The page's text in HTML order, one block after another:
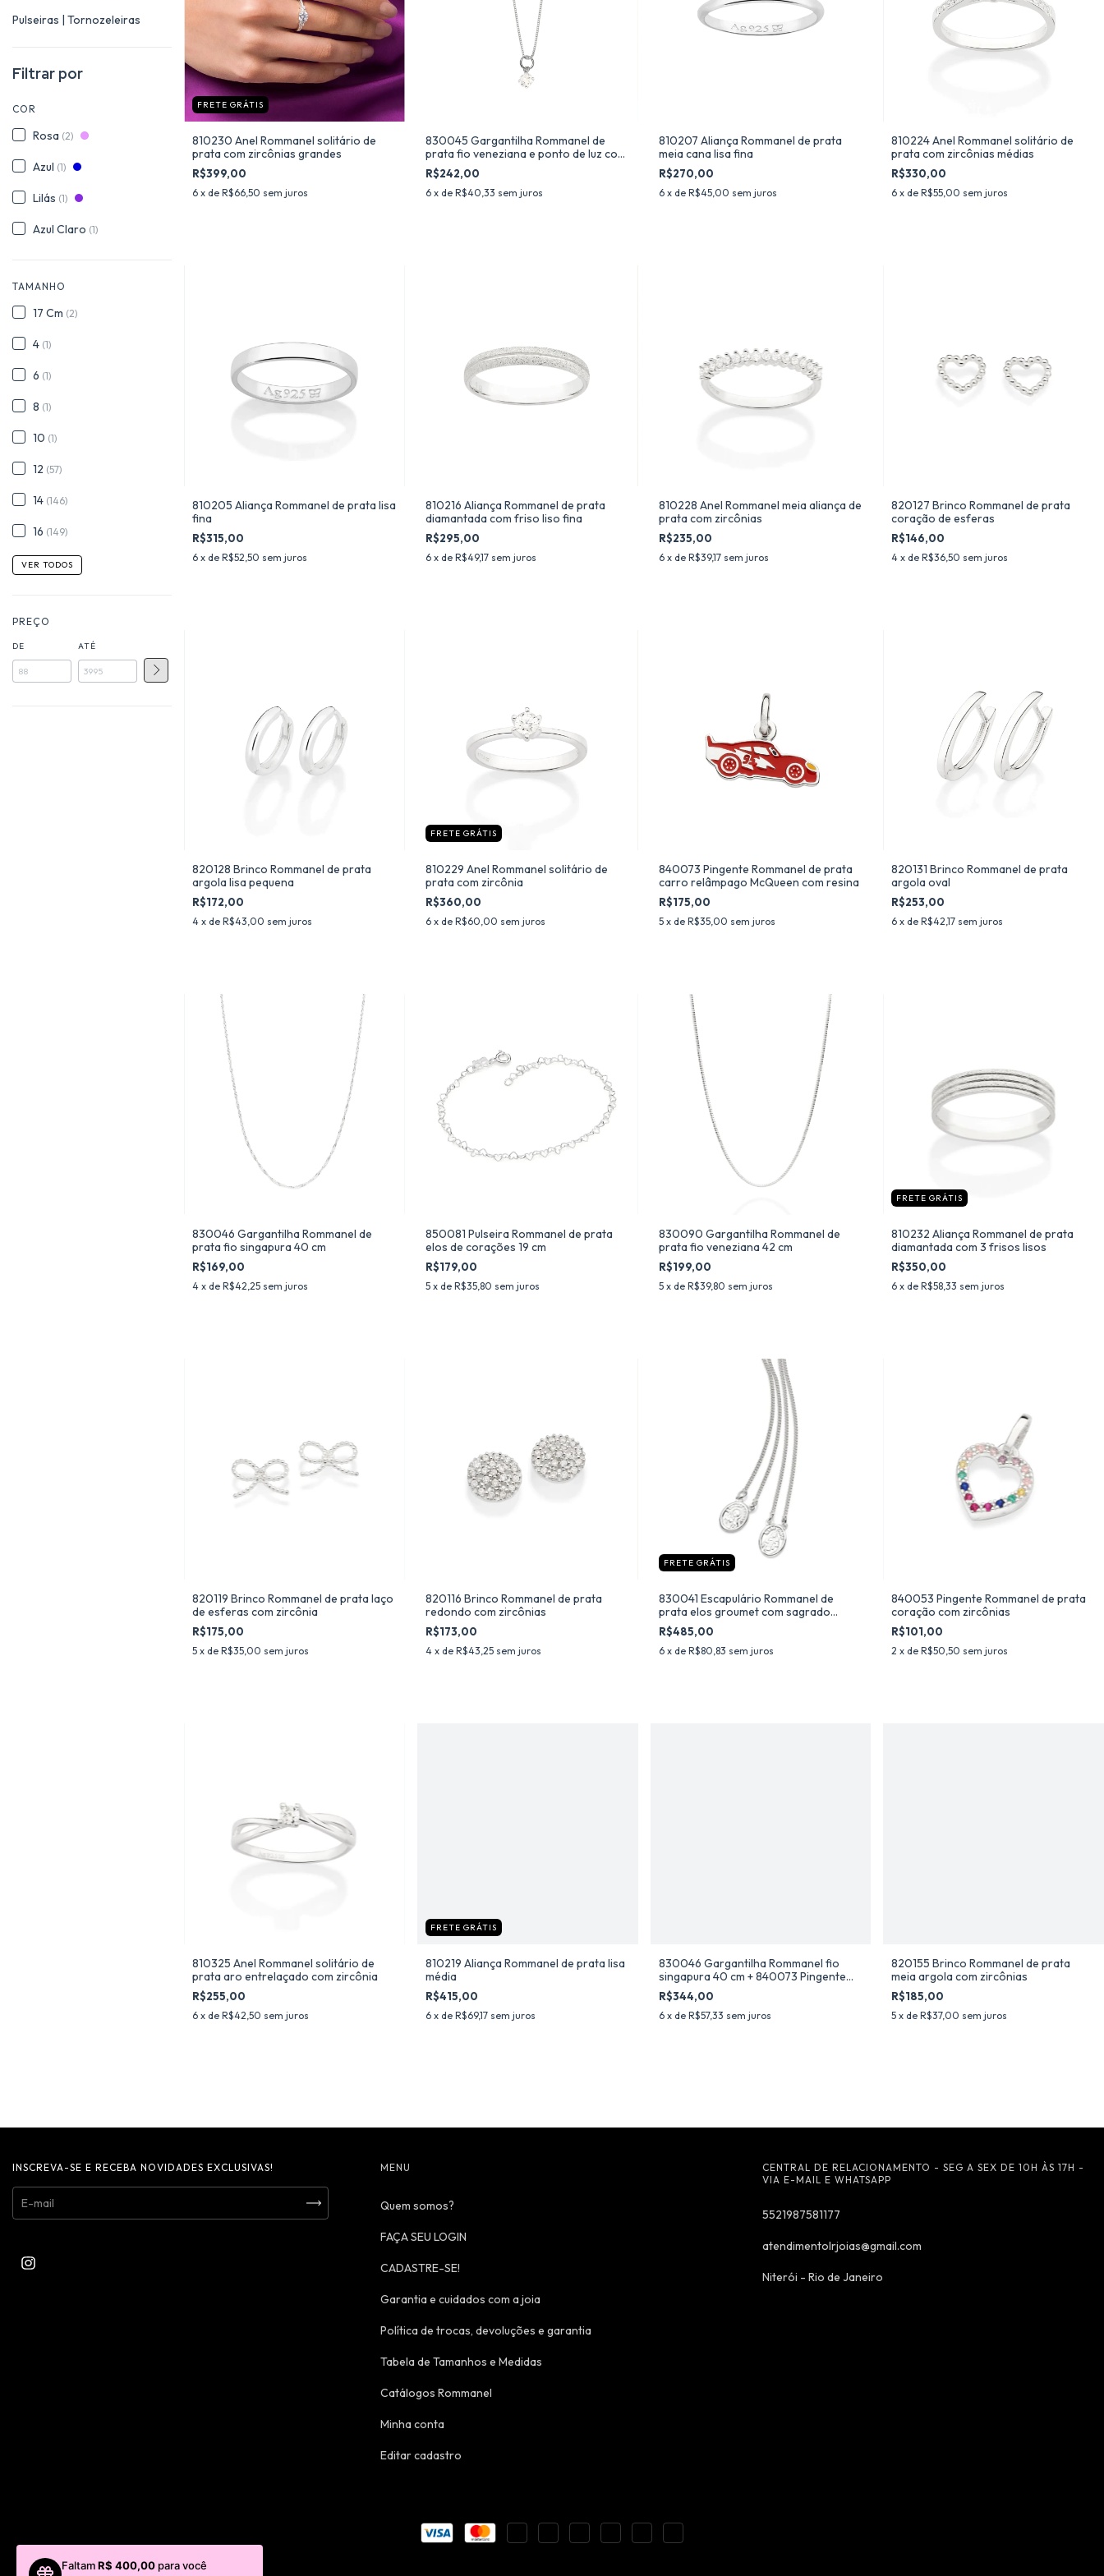
FaltamR$ 400,00 para você
Pulseiras | Tornozeleiras
Filtrar por
COR
Rosa (2)
Azul (1)
Lilás (1)
Azul Claro (1)
TAMANHO
17 Cm (2)
4 (1)
6 (1)
8 (1)
10 (1)
12 (57)
14 (146)
16 (149)
VER TODOS
PREÇO
DE ATÉ
FRETE GRÁTIS
810230 Anel Rommanel solitário de
prata com zircônias grandes
R$399,00
6 x de R$66,50 sem juros
830045 Gargantilha Rommanel de
prata fio veneziana e ponto de luz com
zircônia
R$242,00
6 x de R$40,33 sem juros
810207 Aliança Rommanel de prata
meia cana lisa fina
R$270,00
6 x de R$45,00 sem juros
810224 Anel Rommanel solitário de
prata com zircônias médias
R$330,00
6 x deR$55,00 sem juros
810205 Aliança Rommanel de prata lisa
fina
R$315,00
6 x de R$52,50 sem juros
810216 Aliança Rommanel de prata
diamantada com friso liso fina
R$295,00
6 x de R$49,17 sem juros
810228 Anel Rommanel meia aliança de
prata com zircônias
R$235,00
6 x de R$39,17 sem juros
820127 Brinco Rommanel de prata
coração de esferas
R$146,00
4 x deR$36,50 sem juros
820128 Brinco Rommanel de prata
argola lisa pequena
R$172,00
4 x de R$43,00 sem juros
FRETE GRÁTIS
810229 Anel Rommanel solitário de
prata com zircônia
R$360,00
6 x de R$60,00 sem juros
840073 Pingente Rommanel de prata
carro relâmpago McQueen com resina
R$175,00
5 x de R$35,00 sem juros
820131 Brinco Rommanel de prata
argola oval
R$253,00
6 x deR$42,17 sem juros
830046 Gargantilha Rommanel de
prata fio singapura 40 cm
R$169,00
4 x de R$42,25 sem juros
850081 Pulseira Rommanel de prata
elos de corações 19 cm
R$179,00
5 x de R$35,80 sem juros
830090 Gargantilha Rommanel de
prata fio veneziana 42 cm
R$199,00
5 x de R$39,80 sem juros
FRETE GRÁTIS
810232 Aliança Rommanel de prata
diamantada com 3 frisos lisos
R$350,00
6 x deR$58,33 sem juros
820119 Brinco Rommanel de prata laço
de esferas com zircônia
R$175,00
5 x de R$35,00 sem juros
820116 Brinco Rommanel de prata
redondo com zircônias
R$173,00
4 x de R$43,25 sem juros
FRETE GRÁTIS
830041 Escapulário Rommanel de
prata elos groumet com sagrado
coração de Jesus e n. sra. do carmo
R$485,00
6 x de R$80,83 sem juros
840053 Pingente Rommanel de prata
coração com zircônias
R$101,00
2 x deR$50,50 sem juros
810325 Anel Rommanel solitário de
prata aro entrelaçado com zircônia
R$255,00
6 x de R$42,50 sem juros
FRETE GRÁTIS
810219 Aliança Rommanel de prata lisa
média
R$415,00
6 x de R$69,17 sem juros
830046 Gargantilha Rommanel fio
singapura 40 cm + 840073 Pingente
Rommanel relâmpago McQueen com
resina
R$344,00
6 x de R$57,33 sem juros
820155 Brinco Rommanel de prata
meia argola com zircônias
R$185,00
5 x deR$37,00 sem juros
INSCREVA-SE E RECEBA NOVIDADES EXCLUSIVAS! MENU
Quem somos?
FAÇA SEU LOGIN
CADASTRE-SE!
Garantia e cuidados com a joia
Política de trocas, devoluções e garantia
Tabela de Tamanhos e Medidas
Catálogos Rommanel
Minha conta
Editar cadastro
CENTRAL DE RELACIONAMENTO - SEG A SEX DE 10H ÀS 17H -
VIA E-MAIL E WHATSAPP
5521987581177
atendimentolrjoias@gmail.com
Niterói - Rio de Janeiro